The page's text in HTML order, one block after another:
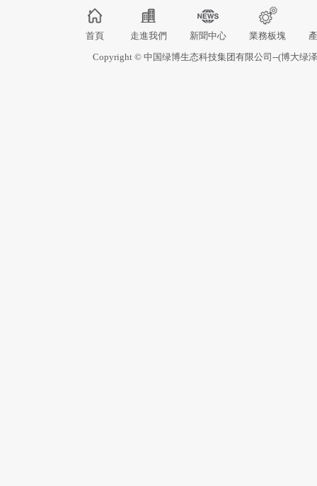
首頁 走進我們 新聞中心 業務板塊
Copyright © 中国绿博生态科技集团有限公司--(博大